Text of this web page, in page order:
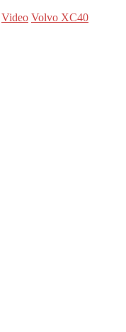
Video Volvo XC40